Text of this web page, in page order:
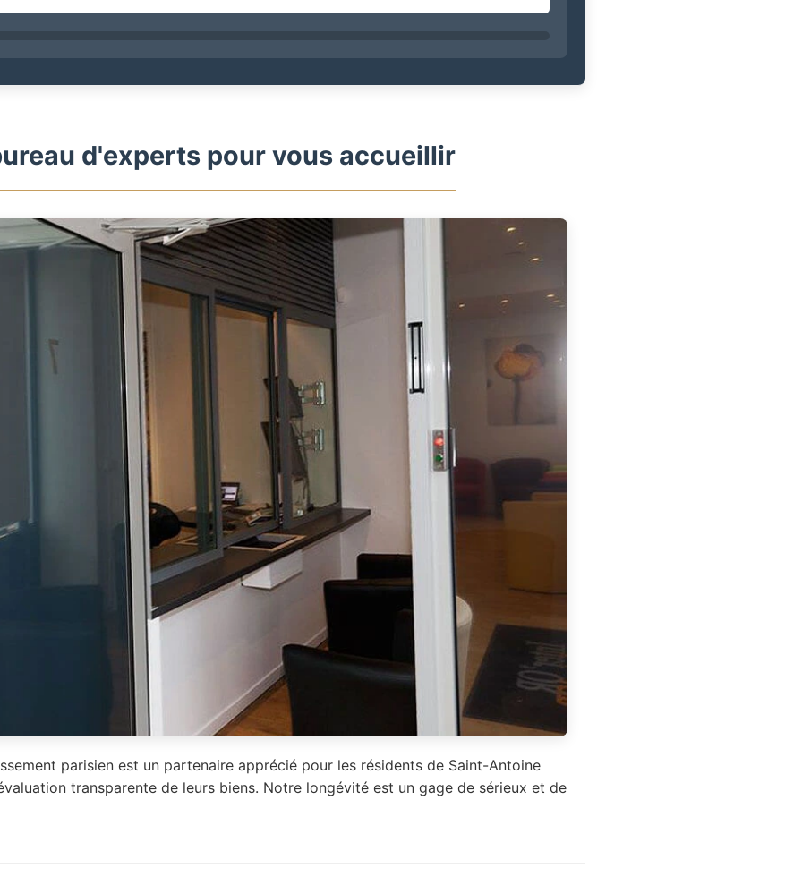
d'experts pour vous accueillir
parisien est un partenaire apprécié pour les résidents de Saint-Antoine
transparente de leurs biens. Notre longévité est un gage de sérieux et de